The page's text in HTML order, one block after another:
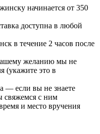
начинается от 350
доступна в любой
в течение 2 часов после
желанию мы не
(укажите это в
— если вы не знаете
свяжемся с ним
и место вручения